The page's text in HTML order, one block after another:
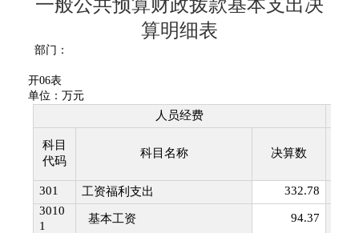
一般公共预算财政拨款基本支出决
算明细表
部门：
开06表
单位：万元
人员经费
科目
代码
科目名称 决算数
301 工资福利支出 332.78
3010
1
基本工资 94.37